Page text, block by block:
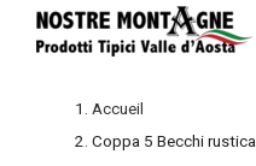
Accueil
Coppa 5 Becchi rustica